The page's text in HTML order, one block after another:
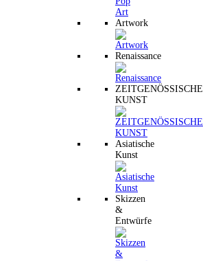
Artwork
Renaissance
ZEITGENÖSSISCHE
KUNST
Asiatische
Kunst
Skizzen
&
Entwürfe